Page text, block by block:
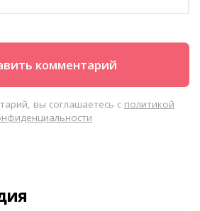
вы соглашаетесь с политикой